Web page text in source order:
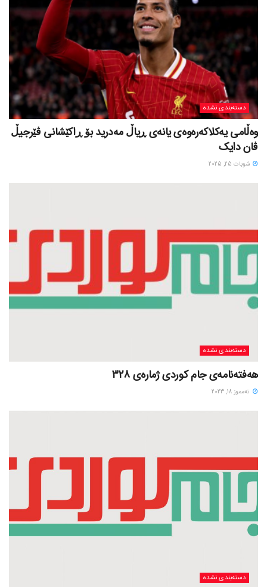
دسته‌بندی نشده
وەڵامی یەکلاکەرەوەی یانەی ڕیاڵ مەدرید بۆ ڕاکێشانی ڤێرجیڵ
ڤان دایک
شوبات 25, 2025
دسته‌بندی نشده
هەفتەنامەی جام کوردی ژمارەی 328
ته‌مموز 18, 2023
دسته‌بندی نشده